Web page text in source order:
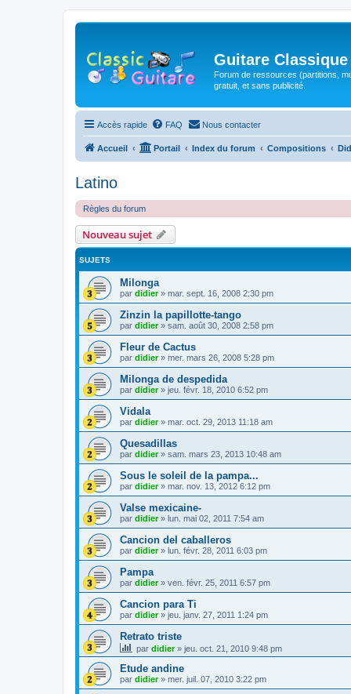
Guitare Classique
Forum de ressources (partitions,
gratuit, et sans publicité.
Accès rapide FAQ Nous contacter
Accueil Portail Index du forum Compositions
Latino
Règles du forum
Nouveau sujet
SUJETS
Milonga
par didier» mar. sept. 16, 2008 2:30 pm
Zinzin la papillotte-tango
par didier» sam. août 30, 2008 2:58 pm
Fleur de Cactus
par didier» mer. mars 26, 2008 5:28 pm
Milonga de despedida
par didier» jeu. févr. 18, 2010 6:52 pm
Vidala
par didier» mar. oct. 29, 2013 11:18 am
Quesadillas
par didier» sam. mars 23, 2013 10:48 am
Sous le soleil de la pampa...
par didier» mar. nov. 13, 2012 6:12 pm
Valse mexicaine-
par didier» lun. mai 02, 2011 7:54 am
Cancion del caballeros
par didier» lun. févr. 28, 2011 6:03 pm
Pampa
par didier» ven. févr. 25, 2011 6:57 pm
Cancion para Ti
par didier» jeu. janv. 27, 2011 1:24 pm
Retrato triste
par didier» jeu. oct. 21, 2010 9:48 pm
Etude andine
par didier» mer. juil. 07, 2010 3:22 pm